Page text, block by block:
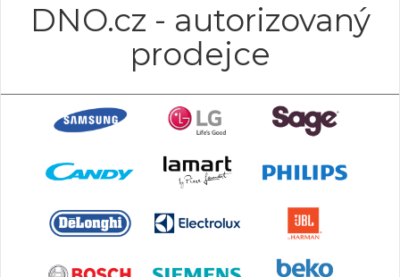
DNO.cz - autorizovaný
prodejce